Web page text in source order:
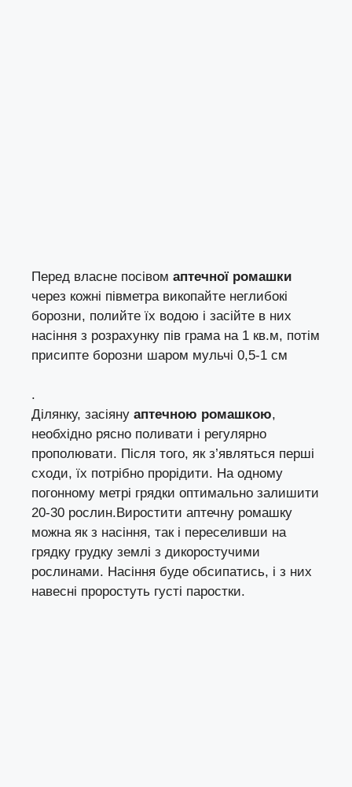
Перед власне посівом аптечної ромашки
через кожні півметра викопайте неглибокі
борозни, полийте їх водою і засійте в них
насіння з розрахунку пів грама на 1 кв.м, потім
присипте борозни шаром мульчі 0,5-1 см
.
Ділянку, засіяну аптечною ромашкою,
необхідно рясно поливати і регулярно
прополювати. Після того, як з’являться перші
сходи, їх потрібно прорідити. На одному
погонному метрі грядки оптимально залишити
20-30 рослин.Виростити аптечну ромашку
можна як з насіння, так і переселивши на
грядку грудку землі з дикоростучими
рослинами. Насіння буде обсипатись, і з них
навесні проростуть густі паростки.